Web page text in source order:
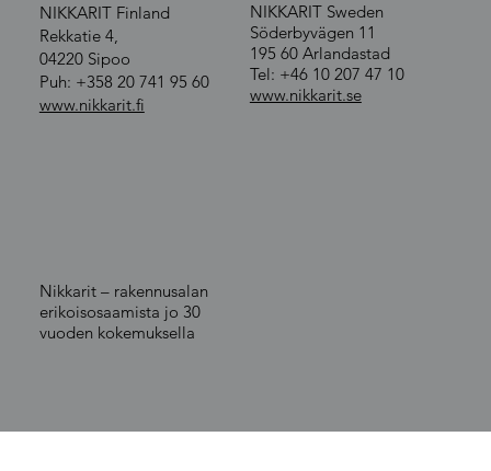
NIKKARIT Finland
Rekkatie 4,
04220 Sipoo
Puh: +358 20 741 95 60
www.nikkarit.fi
NIKKARIT Sweden
Söderbyvägen 11
195 60 Arlandastad
Tel: +46 10 207 47 10
www.nikkarit.se
Nikkarit – rakennusalan
erikoisosaamista jo 30
vuoden kokemuksella